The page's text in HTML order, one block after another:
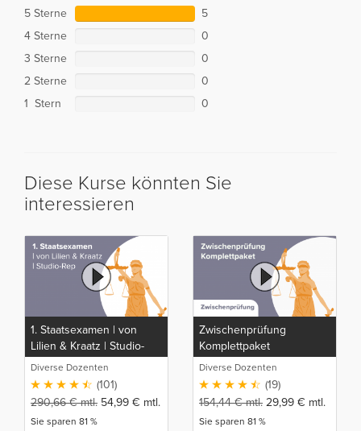
5 Sterne
5
4 Sterne
0
3 Sterne
0
2 Sterne
0
1 Stern
0
Diese Kurse könnten Sie
interessieren
1. Staatsexamen | von
Lilien & Kraatz | Studio-
Rep
Diverse Dozenten
(101)
290,66€mtl. 54,99 € mtl.
Sie sparen 81 %
Zwischenprüfung
Komplettpaket
Diverse Dozenten
(19)
154,44€mtl. 29,99 € mtl.
Sie sparen 81 %